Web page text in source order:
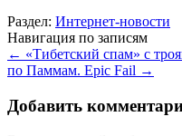
Раздел: Интернет-новости
Навигация по записям
← «Тибетский спам» с
по Паммам. Epic Fail →
Добавить